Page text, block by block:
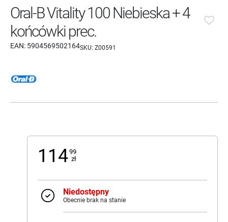
Oral-B Vitality 100 Niebieska + 4
końcówki prec.
EAN: 5904569502164SKU: Z00591
favorite_border
11499
zł
Niedostępny
Obecnie brak na stanie